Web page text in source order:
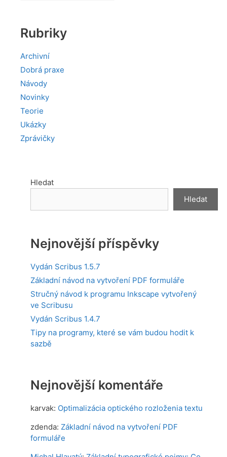
Rubriky
Archivní
Dobrá praxe
Návody
Novinky
Teorie
Ukázky
Zprávičky
Hledat
Hledat
Nejnovější příspěvky
Vydán Scribus 1.5.7
Základní návod na vytvoření PDF formuláře
Stručný návod k programu Inkscape vytvořený
ve Scribusu
Vydán Scribus 1.4.7
Tipy na programy, které se vám budou hodit k
sazbě
Nejnovější komentáře
karvak: Optimalizácia optického rozloženia textu
zdenda: Základní návod na vytvoření PDF
formuláře